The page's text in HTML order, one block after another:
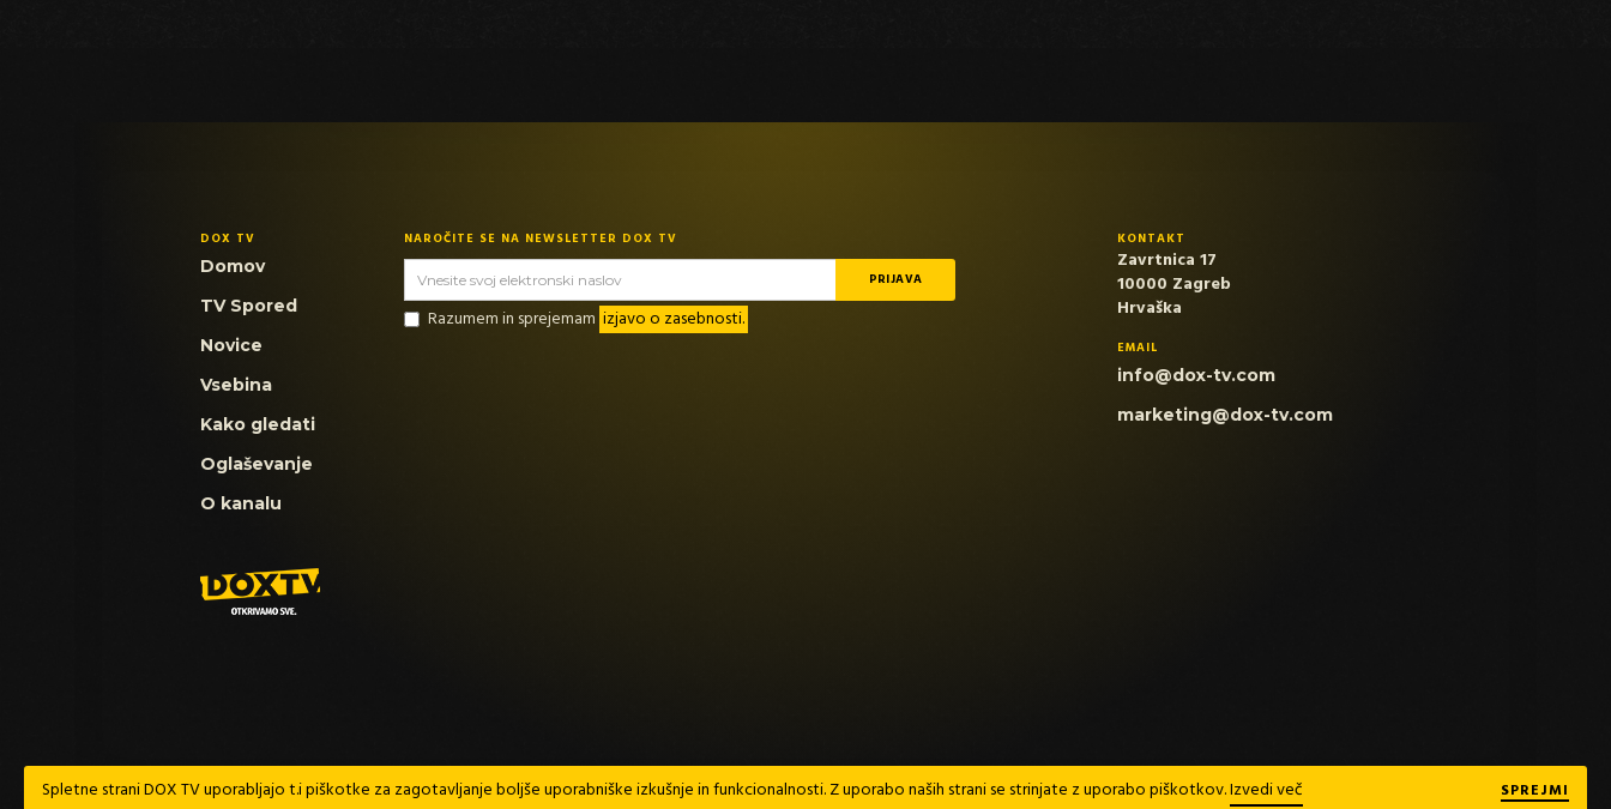
DOX TV
Domov
TV Spored
Novice
Vsebina
Kako gledati
Oglaševanje
O kanalu
NAROČITE SE NA NEWSLETTER DOX TV
Razumem in sprejemam izjavo o zasebnosti.
KONTAKT
Zavrtnica 17
10000 Zagreb
Hrvaška
EMAIL
info@dox-tv.com
marketing@dox-tv.com
Spletne strani DOX TV uporabljajo t.i piškotke za zagotavljanje boljše uporabniške izkušnje in funkcionalnosti. Z uporabo naših strani se strinjate z uporabo piškotkov.Izvedi več SPREJMI